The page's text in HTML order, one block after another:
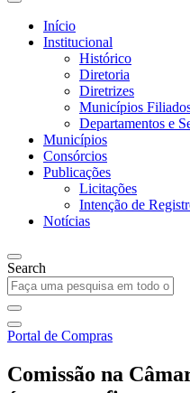
Início
Institucional
Histórico
Diretoria
Diretrizes
Municípios
Departamentos e
Municípios
Consórcios
Publicações
Licitações
Intenção de
Notícias
Search
Portal de Compras
Comissão na